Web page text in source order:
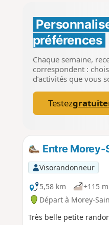
préférences
Chaque semaine,
correspondent :
d’activités que vous
Testez
Entre
Visorandonneur
5,58 km
+115 m
Départ à Morey-
Très belle petite